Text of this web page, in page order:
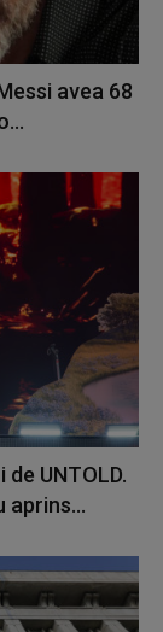
avea 68
UNTOLD.
aprins...